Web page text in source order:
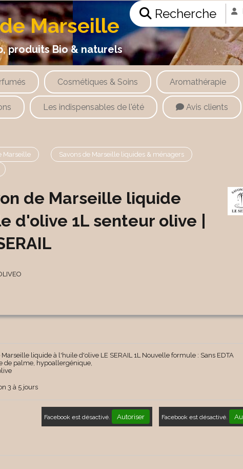
Marseille
Bio & naturels
Recherche
Cosmétiques & Soins Aromathérapie
Les indispensables de l'été Avis clients
Marseille
Savons de Marseille liquides & ménagers
de Marseille liquide
d'olive 1L senteur olive |
Marseille liquide à l'huile d'olive LE SERAIL 1L Nouvelle formule : Sans EDTA
de palme, hypoallergénique,
3 à 5 jours
Facebook est désactivé. Autoriser Facebook est désactivé.